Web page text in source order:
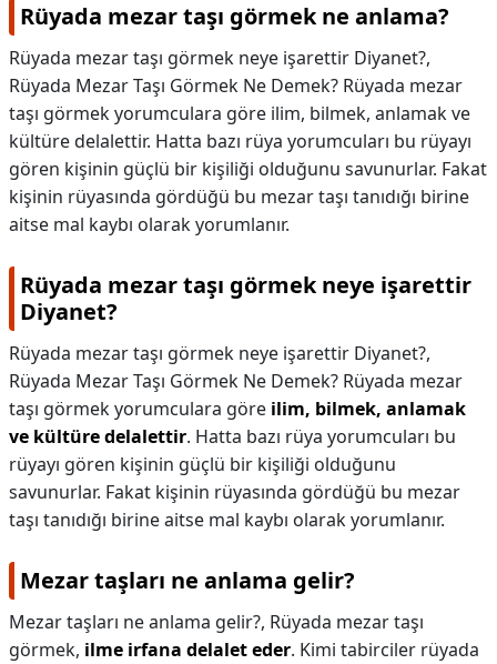
Rüyada mezar taşı görmek ne anlama?
Rüyada mezar taşı görmek neye işarettir Diyanet?,
Rüyada Mezar Taşı Görmek Ne Demek? Rüyada mezar
taşı görmek yorumculara göre ilim, bilmek, anlamak ve
kültüre delalettir. Hatta bazı rüya yorumcuları bu rüyayı
gören kişinin güçlü bir kişiliği olduğunu savunurlar. Fakat
kişinin rüyasında gördüğü bu mezar taşı tanıdığı birine
aitse mal kaybı olarak yorumlanır.
Rüyada mezar taşı görmek neye işarettir
Diyanet?
Rüyada mezar taşı görmek neye işarettir Diyanet?,
Rüyada Mezar Taşı Görmek Ne Demek? Rüyada mezar
taşı görmek yorumculara göre ilim, bilmek, anlamak
ve kültüre delalettir. Hatta bazı rüya yorumcuları bu
rüyayı gören kişinin güçlü bir kişiliği olduğunu
savunurlar. Fakat kişinin rüyasında gördüğü bu mezar
taşı tanıdığı birine aitse mal kaybı olarak yorumlanır.
Mezar taşları ne anlama gelir?
Mezar taşları ne anlama gelir?, Rüyada mezar taşı
görmek, ilme irfana delalet eder. Kimi tabirciler rüyada